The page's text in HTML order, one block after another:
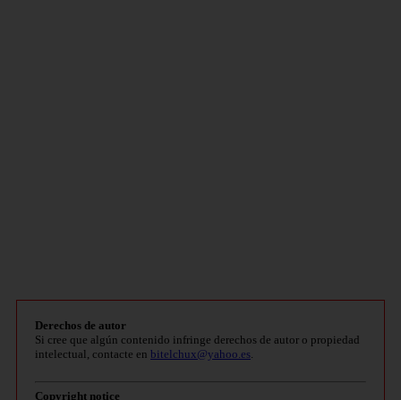
Derechos de autor
Si cree que algún contenido infringe derechos de autor o propiedad
intelectual, contacte en bitelchux@yahoo.es
Copyright notice